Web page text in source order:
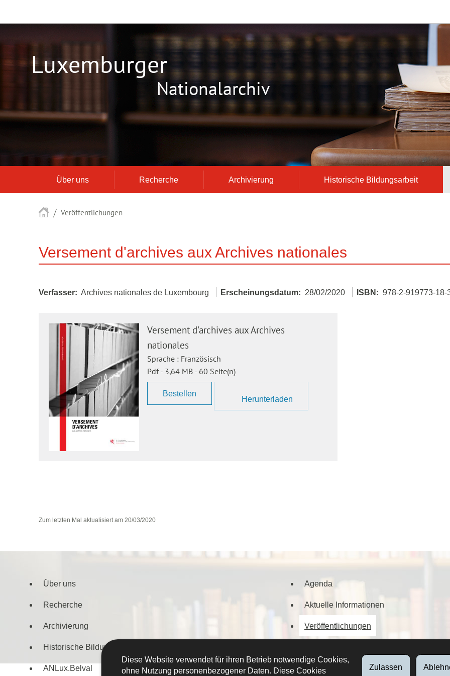
Diese Website verwendet für ihren Betrieb notwendige Cookies,
ohne Nutzung personenbezogener Daten. Diese Cookies
Zulassen
Luxemburger
Nationalarchiv
Über uns Recherche Archivierung Historische Bildungsarbeit
Startseite
Veröffentlichungen
Versement d'archives aux Archives nationales
Verfasser Archives nationales de Luxembourg Erscheinungsdatum 28/02/2020 ISBN 978-2-919773-18-
Versement d'archives aux Archives
nationales
Sprache : Französisch
Pdf - 3,64 MB - 60 Seite(n)
Bestellen
Herunterladen
Zum letzten Mal aktualisiert am 20/03/2020
Navigationsmenü
Über uns
Recherche
Archivierung
Historische Bildungsarbeit
ANLux.Belval
Agenda
Aktuelle Informationen
Veröffentlichungen